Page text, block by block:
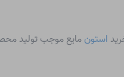
استونمایع موجب تولید